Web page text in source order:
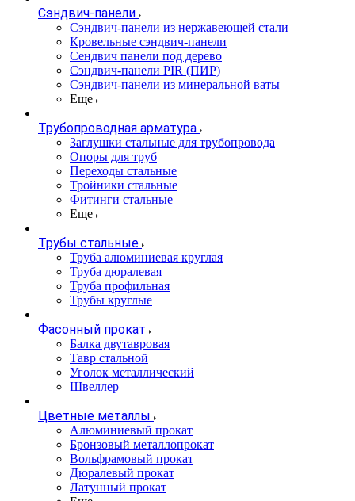
Сэндвич-панели
Cэндвич-панели из нержавеющей стали
Кровельные сэндвич-панели
Сендвич панели под дерево
Сэндвич-панели PIR (ПИР)
Сэндвич-панели из минеральной ваты
Еще
Трубопроводная арматура
Заглушки стальные для трубопровода
Опоры для труб
Переходы стальные
Тройники стальные
Фитинги стальные
Еще
Трубы стальные
Труба алюминиевая круглая
Труба дюралевая
Труба профильная
Трубы круглые
Фасонный прокат
Балка двутавровая
Тавр стальной
Уголок металлический
Швеллер
Цветные металлы
Алюминиевый прокат
Бронзовый металлопрокат
Вольфрамовый прокат
Дюралевый прокат
Латунный прокат